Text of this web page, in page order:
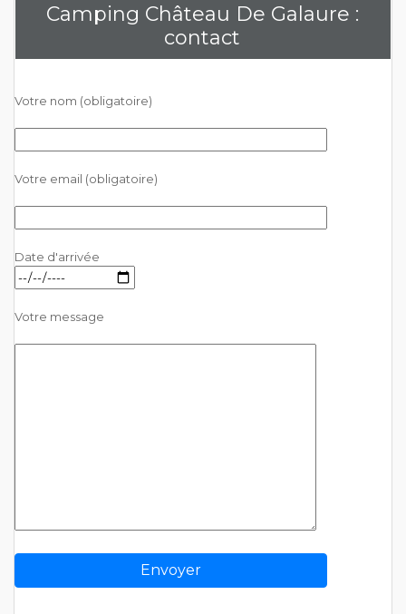
Camping Château De Galaure :
contact
Votre nom (obligatoire)
Votre email (obligatoire)
Date d'arrivée
Votre message